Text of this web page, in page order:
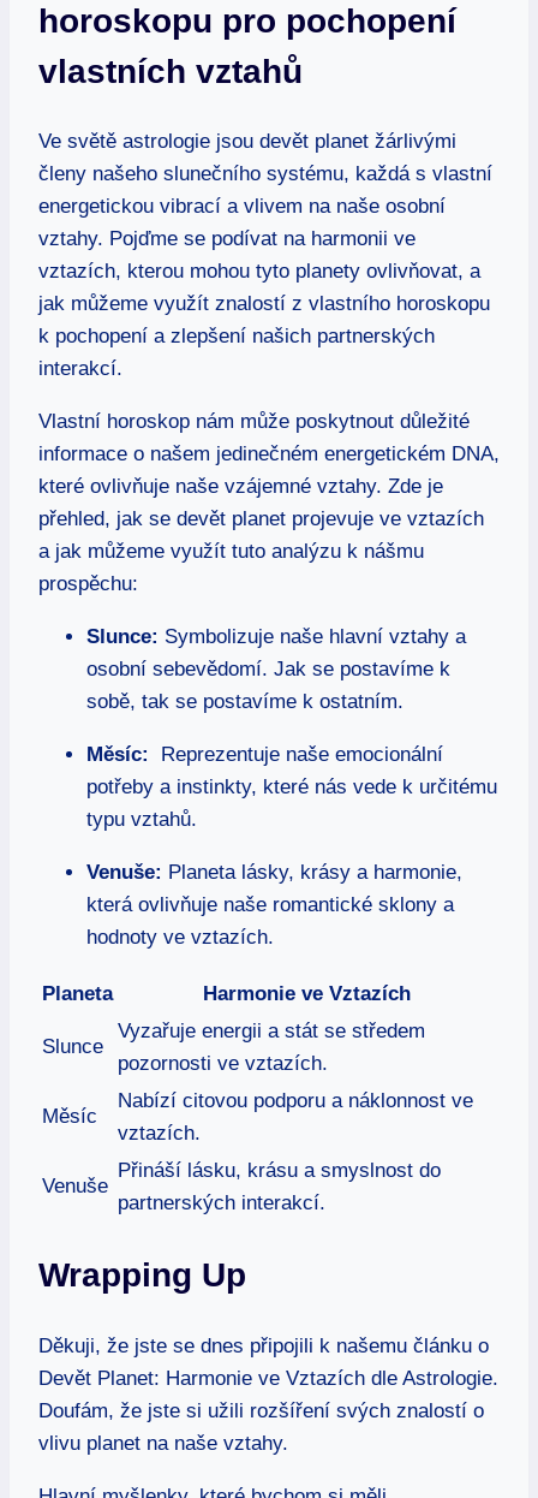
horoskopu ‌pro pochopení
vlastních⁤ vztahů
Ve světě astrologie jsou devět planet žárlivými
členy našeho⁣ slunečního‌ systému, každá s‍ vlastní
⁢energetickou vibrací a vlivem na ⁣naše osobní
vztahy. Pojďme se podívat na harmonii ve
vztazích, kterou mohou ⁢tyto planety‌ ovlivňovat, a
jak‌ můžeme využít⁣ znalostí z vlastního horoskopu⁢
k pochopení ⁢a zlepšení ‍našich partnerských
interakcí.
Vlastní horoskop nám může poskytnout důležité
‌informace​ o našem jedinečném energetickém⁢ DNA,‍
které ovlivňuje naše vzájemné vztahy. Zde je​
přehled, ‌jak se devět planet projevuje ve vztazích
a jak můžeme využít tuto analýzu k⁢ nášmu
prospěchu:
Slunce: Symbolizuje naše hlavní vztahy a
osobní sebevědomí. Jak se postavíme k
sobě, tak ⁤se⁤ postavíme ‍k ostatním.
Měsíc:
​ Reprezentuje naše emocionální
potřeby​ a instinkty, ⁣které nás ⁢vede k určitému
typu vztahů.
Venuše: Planeta lásky, krásy a harmonie,
která ovlivňuje naše romantické ‌sklony ⁣a
hodnoty⁤ ve vztazích.
Planeta Harmonie ve Vztazích
Slunce
Vyzařuje⁤ energii a stát se středem
pozornosti ve vztazích.
Měsíc
Nabízí ‌citovou podporu a náklonnost​ ve⁤
vztazích.
Venuše
Přináší lásku, krásu a smyslnost do
partnerských ⁤interakcí.
Wrapping Up
Děkuji, že jste se dnes připojili k našemu článku o
Devět Planet: Harmonie ve Vztazích dle ⁢Astrologie.
Doufám, že jste si ​užili rozšíření svých znalostí o
⁤vlivu planet na naše ⁣vztahy.